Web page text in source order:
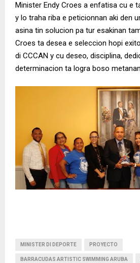
Minister Endy Croes a enfatisa cu e
y lo traha riba e peticionnan aki den
asina tin solucion pa tur esakinan
Croes ta desea e seleccion hopi
di CCCAN y cu deseo, disciplina,
determinacion ta logra boso
MINISTER DI DEPORTE PROYECTO
BARRACUDAS ARTISTIC SWIMMING ARUBA